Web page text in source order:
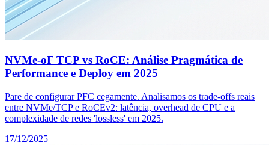
NVMe-oF TCP vs RoCE: Análise Pragmática de
Performance e Deploy em 2025
Pare de configurar PFC cegamente. Analisamos os trade-offs reais
entre NVMe/TCP e RoCEv2: latência, overhead de CPU e a
complexidade de redes 'lossless' em 2025.
17/12/2025